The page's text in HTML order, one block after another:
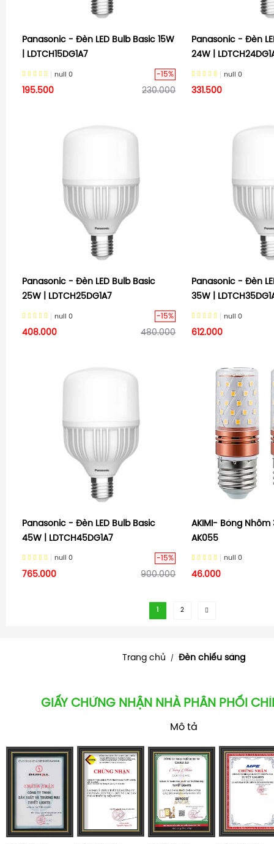
Panasonic - Đèn LED Bulb Basic 15W
| LDTCH15DG1A7
null 0 -15%
195.500 230.000
Panasonic - Đèn
24W |
null 0
331.500
Panasonic - Đèn LED Bulb Basic
25W | LDTCH25DG1A7
null 0 -15%
408.000 480.000
Panasonic - Đèn
35W |
null 0
612.000
Panasonic - Đèn LED Bulb Basic
45W | LDTCH45DG1A7
null 0 -15%
765.000 900.000
AKIMI- Bóng Nhôm
AK055
null 0
46.000
2
Trang chủ / Đèn chiếu sáng
GIẤY CHỨNG NHẬN NHÀ PHÂN PHỐI
Mô tả